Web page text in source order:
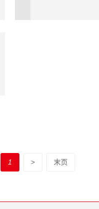
1 > 末页